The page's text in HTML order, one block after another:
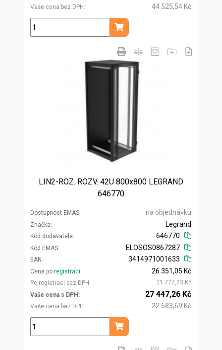
Vaše cena bez DPH
44 525,54 Kč
ks
Přidat do košíku
LIN2-ROZ. ROZV. 42U 800x800 LEGRAND
646770
Dostupnost EMAS na objednávku
Značka
Kód dodavatele
Legrand
646770
Kód EMAS
EAN
ELOSOS0867287
3414971001633
Cena po registraci
Po registraci bez DPH
26 351,05 Kč
21 777,73 Kč
Vaše cena s DPH
Vaše cena bez DPH
27 447,26 Kč
22 683,69 Kč
ks
Přidat do košíku